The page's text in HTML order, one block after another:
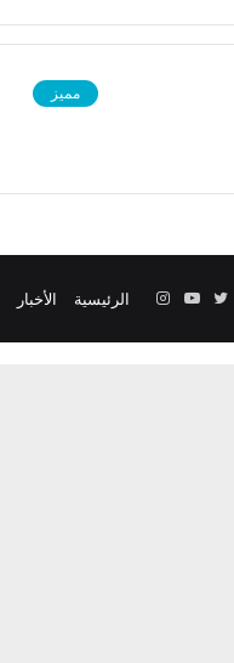
مميز
الرئيسية الأخبار فيسبوك
تويتر يوتيوبانستقرام